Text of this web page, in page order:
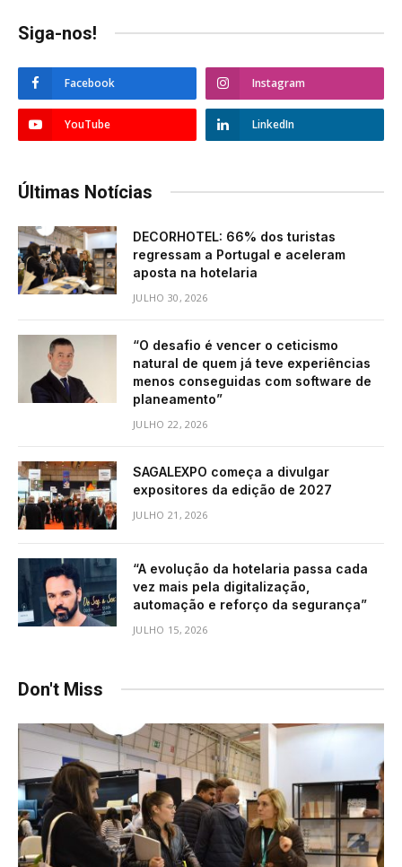
Siga-nos!
Facebook Instagram
YouTube LinkedIn
Últimas Notícias
DECORHOTEL: 66% dos turistas
regressam a Portugal e aceleram
aposta na hotelaria
JULHO 30, 2026
“O desafio é vencer o ceticismo
natural de quem já teve experiências
menos conseguidas com software de
planeamento”
JULHO 22, 2026
SAGALEXPO começa a divulgar
expositores da edição de 2027
JULHO 21, 2026
“A evolução da hotelaria passa cada
vez mais pela digitalização,
automação e reforço da segurança”
JULHO 15, 2026
Don't Miss